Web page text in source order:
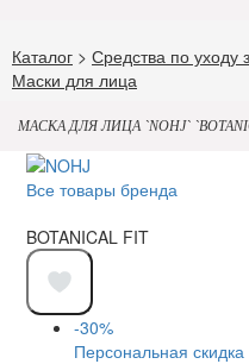
Каталог > Средства по уходу
Маски для лица
МАСКА ДЛЯ ЛИЦА `NOHJ`
Все товары бренда
BOTANICAL FIT
-30%
Персональная скидка